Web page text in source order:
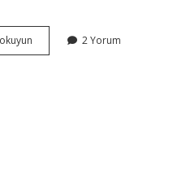
Cehennemin
Sahibi
2 Yorum